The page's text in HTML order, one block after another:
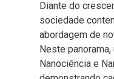
Diante do
sociedade
abordagem de
Neste
Nanociência e